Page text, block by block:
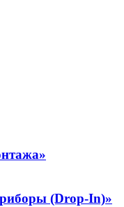
(Drop-In)»